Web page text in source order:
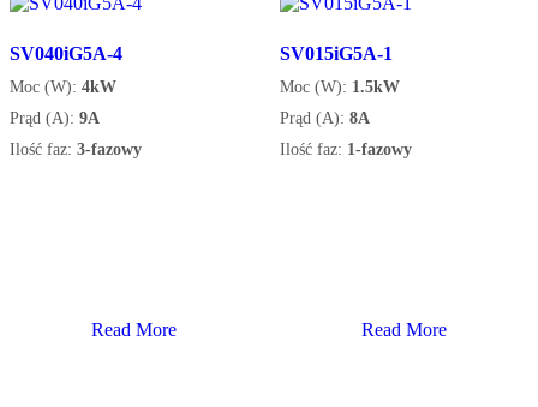
SV040iG5A-4
Moc (W): 4kW
Prąd (A): 9A
Ilość faz: 3-fazowy
Read More
SV015iG5A-1
Moc (W): 1.5kW
Prąd (A): 8A
Ilość faz: 1-fazowy
Read More